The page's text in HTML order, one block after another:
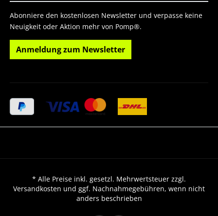
Abonniere den kostenlosen Newsletter und verpasse keine
Neuigkeit oder Aktion mehr von Pomp®.
Anmeldung zum Newsletter
* Alle Preise inkl. gesetzl. Mehrwertsteuer zzgl.
Versandkosten und ggf. Nachnahmegebühren, wenn nicht
anders beschrieben